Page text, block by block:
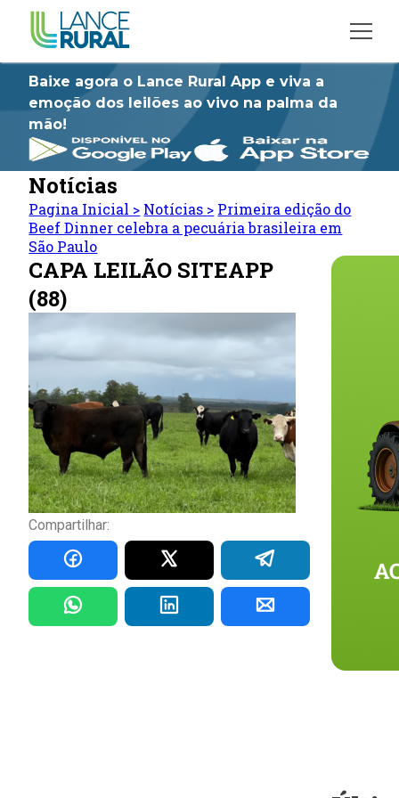
Baixe agora o Lance Rural App e viva a
emoção dos leilões ao vivo na palma da
mão!
Notícias
Pagina Inicial > Notícias > Primeira edição do
Beef Dinner celebra a pecuária brasileira em
São Paulo
CAPA LEILÃO SITEAPP
(88)
Compartilhar: